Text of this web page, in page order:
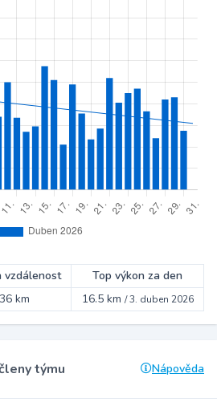
vzdálenost
Top výkon za den
km 16.5 km /3. duben 2026
týmu Nápověda